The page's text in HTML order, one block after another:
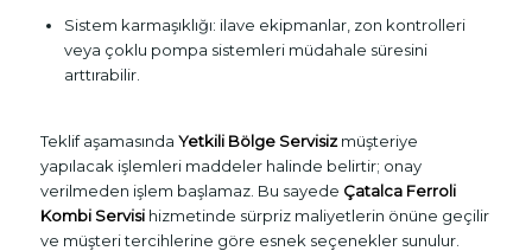
Sistem karmaşıklığı: ilave ekipmanlar, zon kontrolleri
veya çoklu pompa sistemleri müdahale süresini
arttırabilir.
Teklif aşamasında Yetkili Bölge Servisizmüşteriye
yapılacak işlemleri maddeler halinde belirtir; onay
verilmeden işlem başlamaz. Bu sayede Çatalca Ferroli
Kombi Servisihizmetinde sürpriz maliyetlerin önüne geçilir
ve müşteri tercihlerine göre esnek seçenekler sunulur.